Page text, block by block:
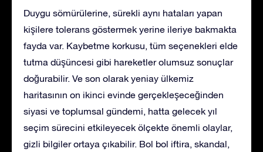
Duygu sömürülerine, sürekli aynı hataları yapan
kişilere tolerans göstermek yerine ileriye bakmakta
fayda var. Kaybetme korkusu, tüm seçenekleri elde
tutma düşüncesi gibi hareketler olumsuz sonuçlar
doğurabilir. Ve son olarak yeniay ülkemiz
haritasının on ikinci evinde gerçekleşeceğinden
siyasi ve toplumsal gündemi, hatta gelecek yıl
seçim sürecini etkileyecek ölçekte önemli olaylar,
gizli bilgiler ortaya çıkabilir. Bol bol iftira, skandal,